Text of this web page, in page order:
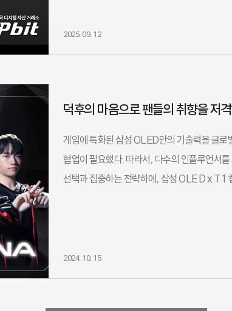
2025. 09. 12
덕후의 마음으로 팬들의 취향을
게임에 특화된 삼성 OLED만의 기술력을 글로
협업이 필요했다. 따라서, 다수의 인플루언서
선택과 집중하는 전략하에, 삼성 OLE D x T1
2024. 10. 15